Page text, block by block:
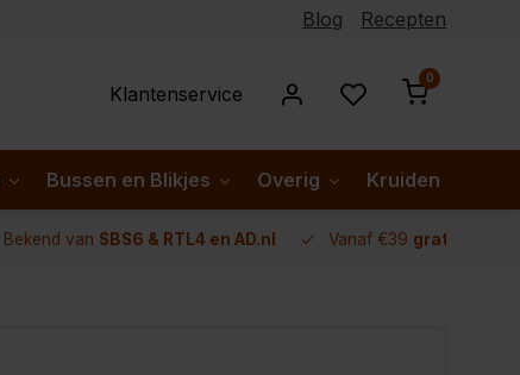
Blog Recepten
Klantenservice
0
Bussen en Blikjes Overig Kruiden per
Bekend van SBS6 & RTL4 en AD.nl Vanaf €39 gratis